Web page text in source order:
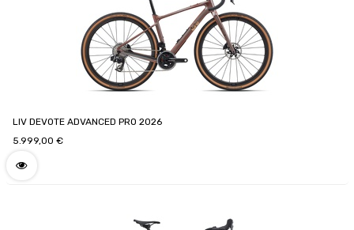
LIV DEVOTE ADVANCED PRO 2026
5.999,00 €